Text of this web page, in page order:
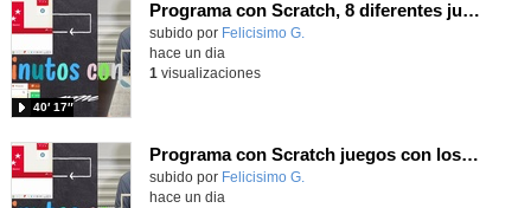
Programa con Scratch, 8 diferentes juegos para vivir la emoción de los partidos de España en el mundial 2026
Contenido educativo.
subido por Felicisimo G.
40′ 17″
hace un dia
1 visualizaciones
Programa con Scratch juegos con los partidos del mundial 2026 ganados por España
Contenido educativo.
subido por Felicisimo G.
hace un dia